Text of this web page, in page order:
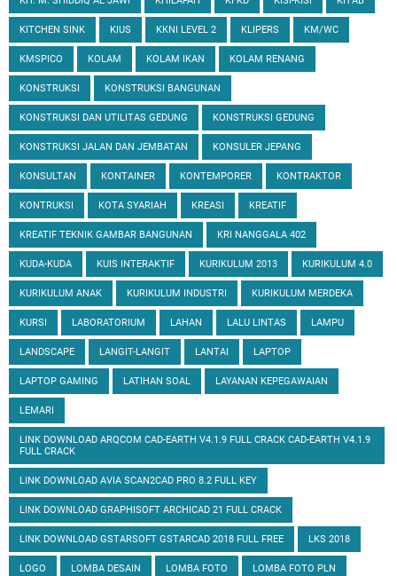
KITCHEN SINK KIUS KKNI LEVEL 2 KLIPERS KM/WC
KMSPICO KOLAM KOLAM IKAN KOLAM RENANG
KONSTRUKSI KONSTRUKSI BANGUNAN
KONSTRUKSI DAN UTILITAS GEDUNG KONSTRUKSI GEDUNG
KONSTRUKSI JALAN DAN JEMBATAN KONSULER JEPANG
KONSULTAN KONTAINER KONTEMPORER KONTRAKTOR
KONTRUKSI KOTA SYARIAH KREASI KREATIF
KREATIF TEKNIK GAMBAR BANGUNAN KRI NANGGALA 402
KUDA-KUDA KUIS INTERAKTIF KURIKULUM 2013 KURIKULUM 4.0
KURIKULUM ANAK KURIKULUM INDUSTRI KURIKULUM MERDEKA
KURSI LABORATORIUM LAHAN LALU LINTAS LAMPU
LANDSCAPE LANGIT-LANGIT LANTAI LAPTOP
LAPTOP GAMING LATIHAN SOAL LAYANAN KEPEGAWAIAN
LEMARI
LINK DOWNLOAD ARQCOM CAD-EARTH V4.1.9 FULL CRACK CAD-EARTH V4.1.9
FULL CRACK
LINK DOWNLOAD AVIA SCAN2CAD PRO 8.2 FULL KEY
LINK DOWNLOAD GRAPHISOFT ARCHICAD 21 FULL CRACK
LINK DOWNLOAD GSTARSOFT GSTARCAD 2018 FULL FREE LKS 2018
LOGO LOMBA DESAIN LOMBA FOTO LOMBA FOTO PLN